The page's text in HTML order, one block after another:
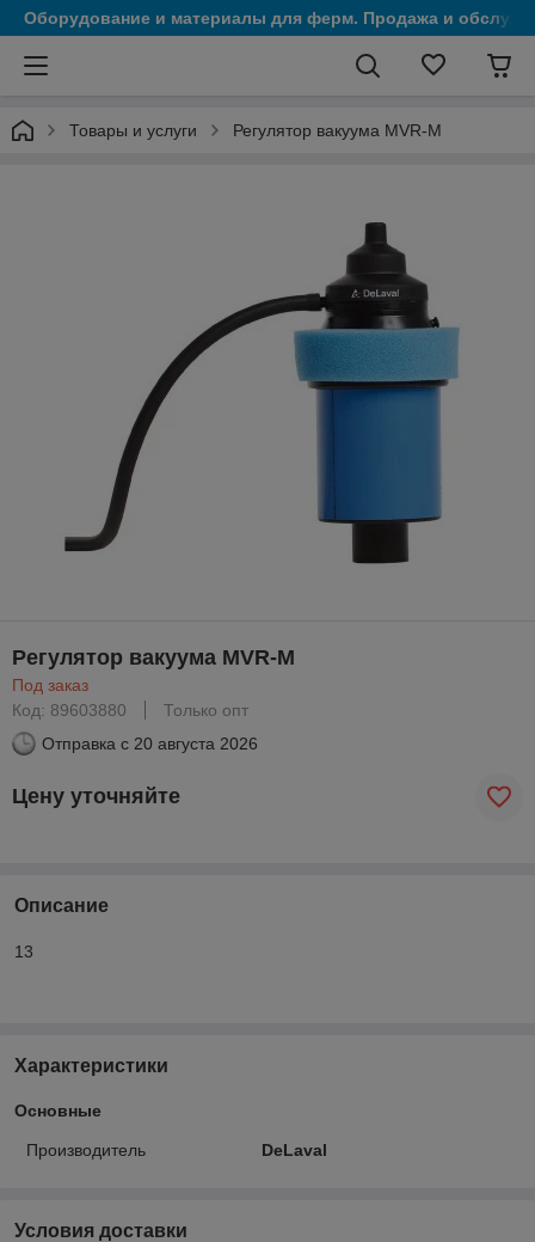
Оборудование и материалы для ферм. Продажа и
Товары и услуги Регулятор вакуума MVR-M
Регулятор вакуума MVR-M
Под заказ
Код: 89603880
Только опт
Отправка с 20 августа 2026
Цену уточняйте
Описание
13
Характеристики
Основные
Производитель DeLaval
Условия доставки